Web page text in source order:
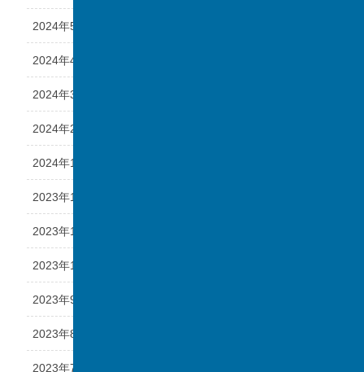
2024年5月
2024年4月
2024年3月
2024年2月
2024年1月
2023年12月
2023年11月
2023年10月
2023年9月
2023年8月
2023年7月